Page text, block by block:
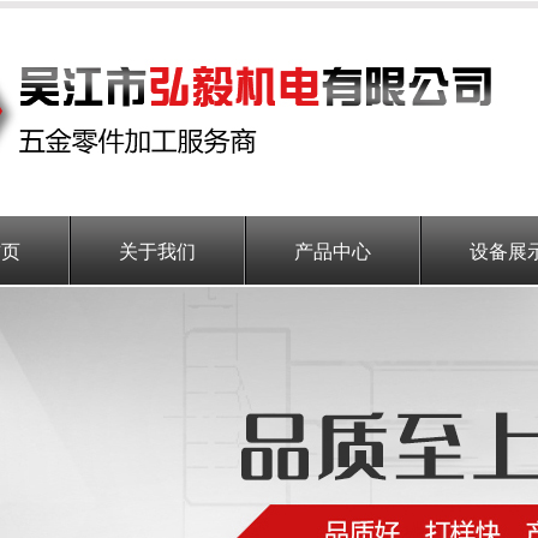
关于我们 产品中心 设备展